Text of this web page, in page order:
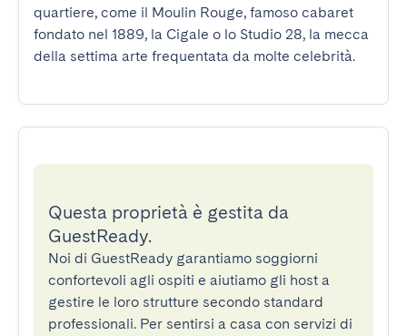
quartiere, come il Moulin Rouge, famoso cabaret
fondato nel 1889, la Cigale o lo Studio 28, la mecca
della settima arte frequentata da molte celebrità.
Questa proprietà è gestita da
GuestReady.
Noi di GuestReady garantiamo soggiorni
confortevoli agli ospiti e aiutiamo gli host a
gestire le loro strutture secondo standard
professionali. Per sentirsi a casa con servizi di